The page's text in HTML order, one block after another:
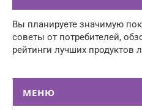
Вы планируете значимую
советы от потребителей,
рейтинги лучших
МЕНЮ